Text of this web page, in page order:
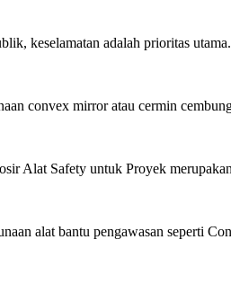
keselamatan adalah prioritas
convex mirror atau cermin
Safety untuk Proyek
alat bantu pengawasan seperti